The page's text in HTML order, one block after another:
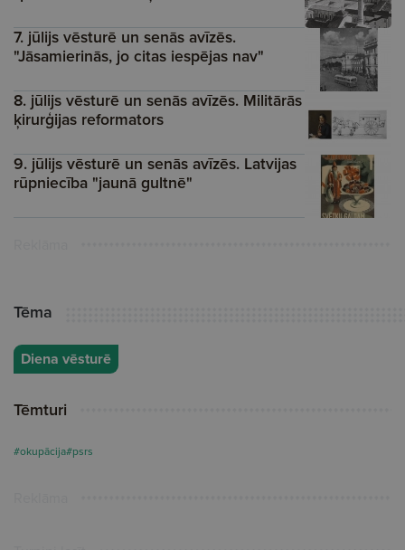
7. jūlijs vēsturē un senās avīzēs.
"Jāsamierinās, jo citas iespējas nav"
8. jūlijs vēsturē un senās avīzēs. Militārās
ķirurģijas reformators
9. jūlijs vēsturē un senās avīzēs. Latvijas
rūpniecība "jaunā gultnē"
Tēma
Diena vēsturē
Tēmturi
#okupācija#psrs